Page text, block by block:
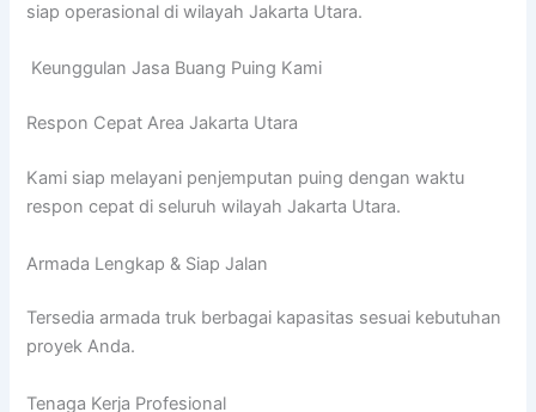
siap operasional di wilayah Jakarta Utara.
Keunggulan Jasa Buang Puing Kami
Respon Cepat Area Jakarta Utara
Kami siap melayani penjemputan puing dengan waktu
respon cepat di seluruh wilayah Jakarta Utara.
Armada Lengkap & Siap Jalan
Tersedia armada truk berbagai kapasitas sesuai kebutuhan
proyek Anda.
Tenaga Kerja Profesional